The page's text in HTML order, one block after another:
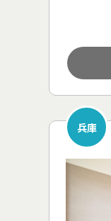
兵庫